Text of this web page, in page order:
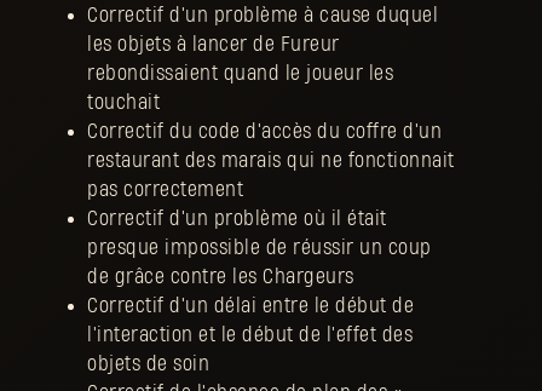
Correctif d'un problème à cause duquel
les objets à lancer de Fureur
rebondissaient quand le joueur les
touchait
Correctif du code d'accès du coffre d'un
restaurant des marais qui ne fonctionnait
pas correctement
Correctif d'un problème où il était
presque impossible de réussir un coup
de grâce contre les Chargeurs
Correctif d'un délai entre le début de
l'interaction et le début de l'effet des
objets de soin